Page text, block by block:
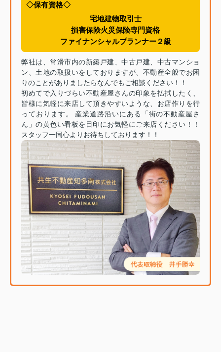
◇保有資格◇
宅地建物取引士
損害保険火災保険専門資格
ファイナンシャルプランナー２級
弊社は、常滑市内の新築戸建、中古戸建、中古マンショ
ン、土地の取扱いをしておりますが、不動産全般でお困
りのことがありましたらなんでもご相談ください！！
初めてで入りづらい不動産屋さんの印象を払拭したく、
皆様に気軽に来店して頂きやすいような、お店作りを行
っております。 産業道路沿いにある「街の不動産屋さ
ん」の黄色い看板を目印にお気軽にご来店ください！！
スタッフ一同心よりお待ちしております！！